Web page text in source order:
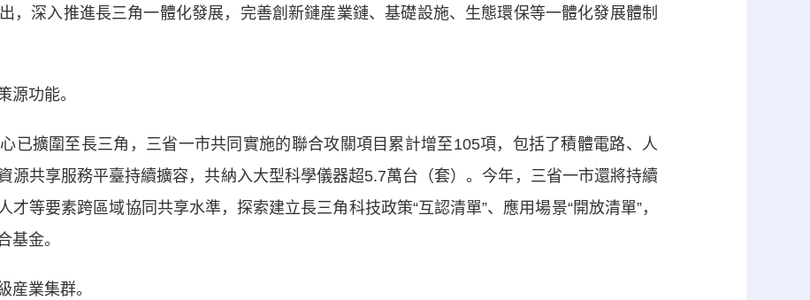
，深入推進長三角一體化發展，完善創新鏈産業鏈、基礎設施、生態環保等一體化發展體制
功能。
擴圍至長三角，三省一市共同實施的聯合攻關項目累計增至105項，包括了積體電路、人
源共享服務平臺持續擴容，共納入大型科學儀器超5.7萬台（套）。今年，三省一市還將持續
等要素跨區域協同共享水準，探索建立長三角科技政策“互認清單”、應用場景“開放清單”，
基金。
業集群。